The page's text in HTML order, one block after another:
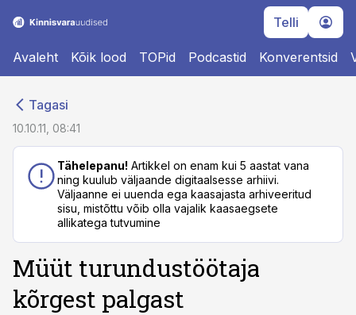
Telli
Avaleht Kõik lood TOPid Podcastid Konverentsid
Tagasi
10.10.11, 08:41
Tähelepanu! Artikkel on enam kui 5 aastat vana
ning kuulub väljaande digitaalsesse arhiivi.
Väljaanne ei uuenda ega kaasajasta arhiveeritud
sisu, mistõttu võib olla vajalik kaasaegsete
allikatega tutvumine
Müüt turundustöötaja
kõrgest palgast